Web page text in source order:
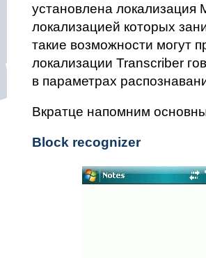
установлена локализация
локализацией которых
такие возможности могут
локализации Transcriber
в параметрах
Вкратце напомним
Block recognizer